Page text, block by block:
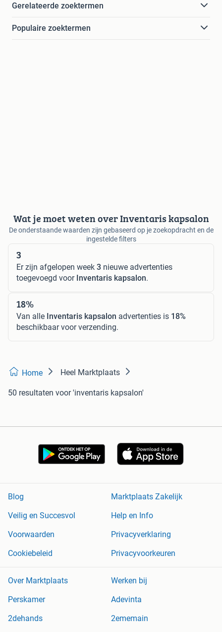
Gerelateerde zoektermen
Populaire zoektermen
Wat je moet weten over Inventaris kapsalon
De onderstaande waarden zijn gebaseerd op je zoekopdracht en de
ingestelde filters
3
Er zijn afgelopen week 3 nieuwe advertenties
toegevoegd voor Inventaris kapsalon.
18%
Van alle Inventaris kapsalon advertenties is 18%
beschikbaar voor verzending.
Home Heel Marktplaats
50 resultaten voor 'inventaris kapsalon'
Blog
Marktplaats Zakelijk
Veilig en Succesvol
Help en Info
Voorwaarden
Privacyverklaring
Cookiebeleid
Privacyvoorkeuren
Over Marktplaats
Werken bij
Perskamer
Adevinta
2dehands
2ememain